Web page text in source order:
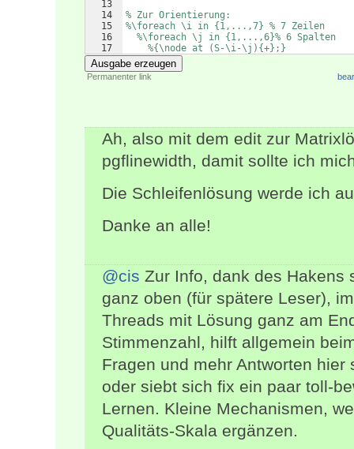
13
14
15
16
17
% Zur Orientierung:
%\foreach \i in {1,...,7} % 7 Zeilen
%\foreach \j in {1,...,6}% 6 Spalten
%{\node at (S-\i-\j){+};}
Ausgabe erzeugen
Permanenter link
Ah, also mit dem edit zur
pgflinewidth, damit sollte ich
Die Schleifenlösung werde ich
Danke an alle!
@cis Zur Info, dank des Hakens
ganz oben (für spätere Leser),
Threads mit Lösung ganz am
Stimmenzahl, hilft allgemein
Fragen und mehr Antworten
oder siebt sich fix ein paar toll-
Lernen. Kleine Mechanismen,
Qualitäts-Skala ergänzen.